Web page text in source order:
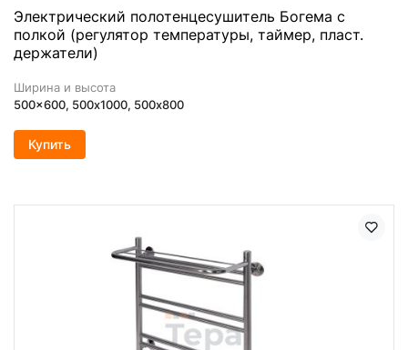
Электрический полотенцесушитель Богема с
полкой (регулятор температуры, таймер, пласт.
держатели)
Ширина и высота
500x600, 500х1000, 500x800
Купить